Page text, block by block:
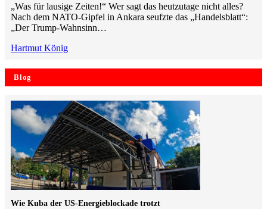
„Was für lausige Zeiten!“ Wer sagt das heutzutage nicht alles?
Nach dem NATO-Gipfel in Ankara seufzte das „Handelsblatt“:
„Der Trump-Wahnsinn…
Hartmut König
Blog
Wie Kuba der US-Energieblockade trotzt